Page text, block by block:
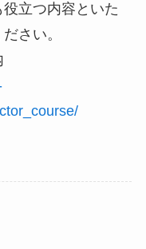
立つ内容といた
さい。